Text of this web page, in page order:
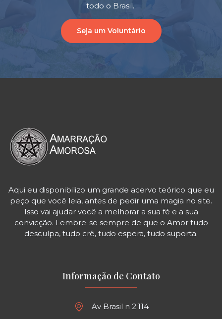
todo o Brasil.
Seja um Voluntário
Aqui eu disponibilizo um grande acervo teórico que eu
peço que você leia, antes de pedir uma magia no site.
Isso vai ajudar você a melhorar a sua fé e a sua
convicção. Lembre-se sempre de que o Amor tudo
desculpa, tudo crê, tudo espera, tudo suporta.
Informação de Contato
Av Brasil n 2.114